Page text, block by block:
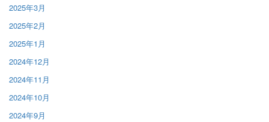
2025年3月
2025年2月
2025年1月
2024年12月
2024年11月
2024年10月
2024年9月